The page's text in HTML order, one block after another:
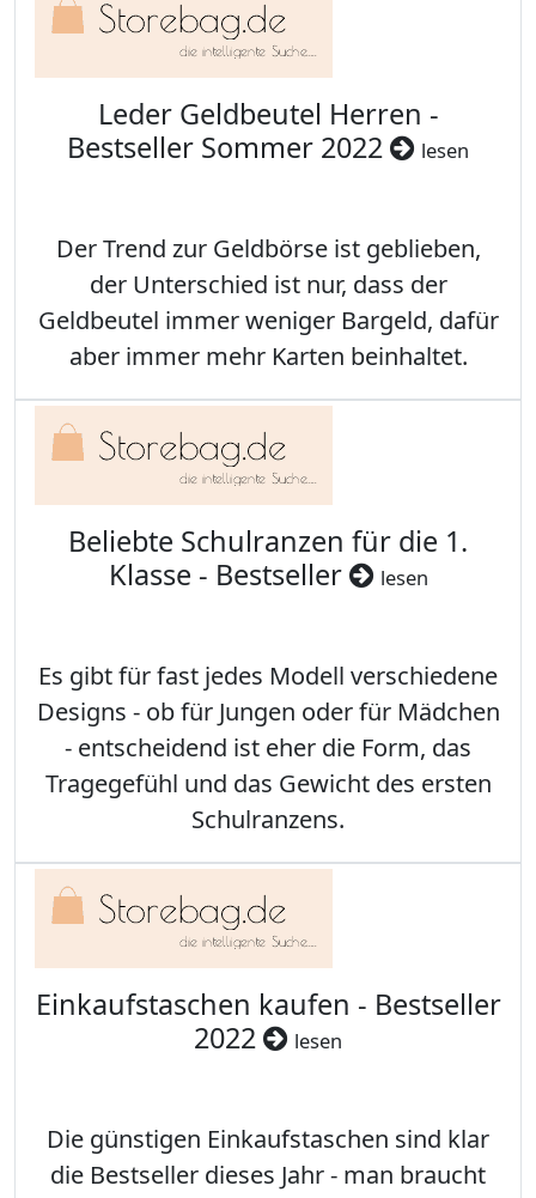
Leder Geldbeutel Herren -
Bestseller Sommer 2022
lesen
Der Trend zur Geldbörse ist geblieben,
der Unterschied ist nur, dass der
Geldbeutel immer weniger Bargeld, dafür
aber immer mehr Karten beinhaltet.
Beliebte Schulranzen für die 1.
Klasse - Bestseller
lesen
Es gibt für fast jedes Modell verschiedene
Designs - ob für Jungen oder für Mädchen
- entscheidend ist eher die Form, das
Tragegefühl und das Gewicht des ersten
Schulranzens.
Einkaufstaschen kaufen - Bestseller
2022
lesen
Die günstigen Einkaufstaschen sind klar
die Bestseller dieses Jahr - man braucht